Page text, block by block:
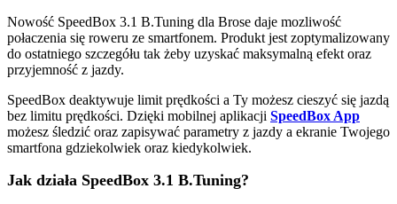
Nowość SpeedBox 3.1 B.Tuning dla Brose daje mozliwość
połaczenia się roweru ze smartfonem. Produkt jest zoptymalizowany
do ostatniego szczegółu tak żeby uzyskać maksymalną efekt oraz
przyjemność z jazdy.
SpeedBox deaktywuje limit prędkości a Ty możesz cieszyć się jazdą
bez limitu prędkości. Dzięki mobilnej aplikacji SpeedBox App
możesz śledzić oraz zapisywać parametry z jazdy a ekranie Twojego
smartfona gdziekolwiek oraz kiedykolwiek.
Jak działa SpeedBox 3.1 B.Tuning?